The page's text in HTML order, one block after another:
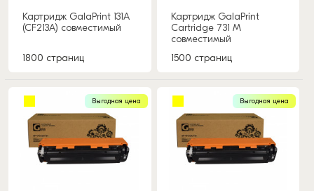
Картридж GalaPrint 131A
(CF213A) совместимый
1800 страниц
Картридж GalaPrint
Cartridge 731 M
совместимый
1500 страниц
Выгодная цена Выгодная цена